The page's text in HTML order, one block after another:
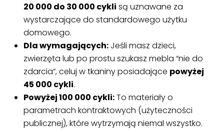
20 000 do 30 000 cykli są uznawane za
wystarczające do standardowego użytku
domowego.
Dla wymagających: Jeśli masz dzieci,
zwierzęta lub po prostu szukasz mebla “nie do
zdarcia”, celuj w tkaniny posiadające powyżej
45 000 cykli.
Powyżej 100 000 cykli:To materiały o
parametrach kontraktowych (użyteczności
publicznej), które wytrzymają niemal wszystko.